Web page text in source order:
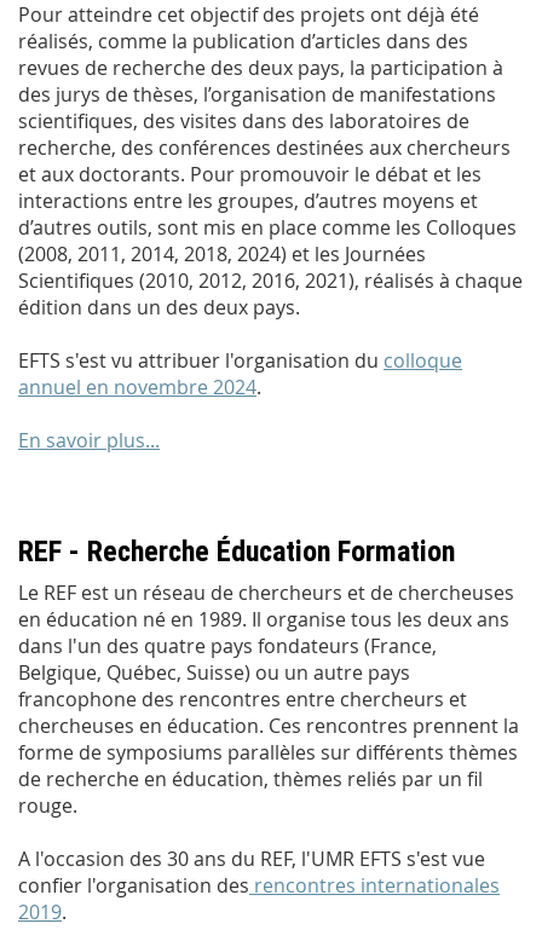
Pour atteindre cet objectif des projets ont déjà été
réalisés, comme la publication d’articles dans des
revues de recherche des deux pays, la participation à
des jurys de thèses, l’organisation de manifestations
scientifiques, des visites dans des laboratoires de
recherche, des conférences destinées aux chercheurs
et aux doctorants. Pour promouvoir le débat et les
interactions entre les groupes, d’autres moyens et
d’autres outils, sont mis en place comme les Colloques
(2008, 2011, 2014, 2018, 2024) et les Journées
Scientifiques (2010, 2012, 2016, 2021), réalisés à chaque
édition dans un des deux pays.
EFTS s'est vu attribuer l'organisation du colloque
annuel en novembre 2024.
En savoir plus...
REF - Recherche Éducation Formation
Le REF est un réseau de chercheurs et de chercheuses
en éducation né en 1989. Il organise tous les deux ans
dans l'un des quatre pays fondateurs (France,
Belgique, Québec, Suisse) ou un autre pays
francophone des rencontres entre chercheurs et
chercheuses en éducation. Ces rencontres prennent la
forme de symposiums parallèles sur différents thèmes
de recherche en éducation, thèmes reliés par un fil
rouge.
A l'occasion des 30 ans du REF, l'UMR EFTS s'est vue
confier l'organisation des rencontres internationales
2019.